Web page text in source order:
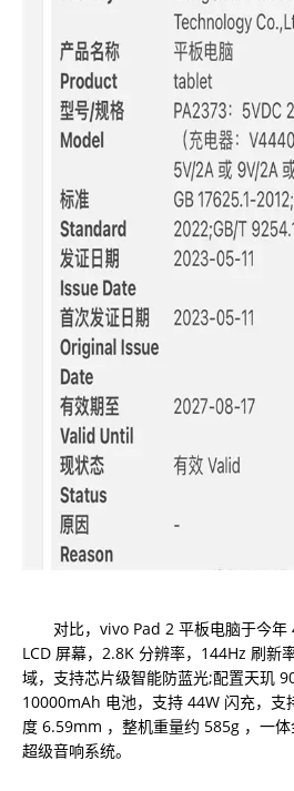
对比，vivo Pad 2 平板电脑于今年
LCD 屏幕，2.8K 分辨率，144Hz 刷新
域，支持芯片级智能防蓝光;配置天玑
10000mAh 电池，支持 44W 闪充，支
度 6.59mm ，整机重量约 585g ，一
超级音响系统。